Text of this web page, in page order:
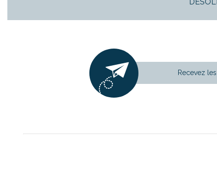
Critères supplémentaires
Piscine Parking Terrasse
Recevez